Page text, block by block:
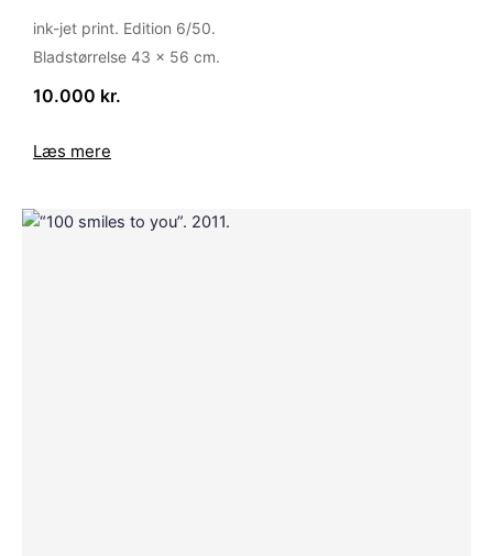
ink-jet print. Edition 6/50.
Bladstørrelse 43 x 56 cm.
10.000 kr.
Læs mere